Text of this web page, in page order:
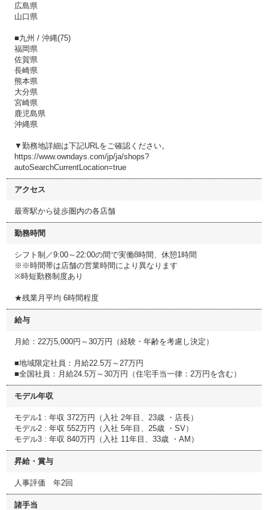
広島県
山口県
■九州 / 沖縄(75)
福岡県
佐賀県
長崎県
熊本県
大分県
宮崎県
鹿児島県
沖縄県
▼勤務地詳細は下記URLをご確認ください。
https://www.owndays.com/jp/ja/shops?
autoSearchCurrentLocation=true
アクセス
最寄駅から徒歩圏内の各店舗
勤務時間
シフト制／9:00～22:00の間で実働8時間、休憩1時間
※※時間帯は店舗の営業時間により異なります
※時短勤務制度あり
★残業月平均 6時間程度
給与
月給：22万5,000円～30万円（経験・年齢を考慮し決定）
■地域限定社員：月給22.5万～27万円
■全国社員：月給24.5万～30万円（住宅手当一律：2万円を含む）
モデル年収
モデル1 : 年収 372万円（入社 2年目、23歳 ・店長）
モデル2 : 年収 552万円（入社 5年目、25歳 ・SV）
モデル3 : 年収 840万円（入社 11年目、33歳 ・AM）
昇給・賞与
人事評価 年2回
諸手当